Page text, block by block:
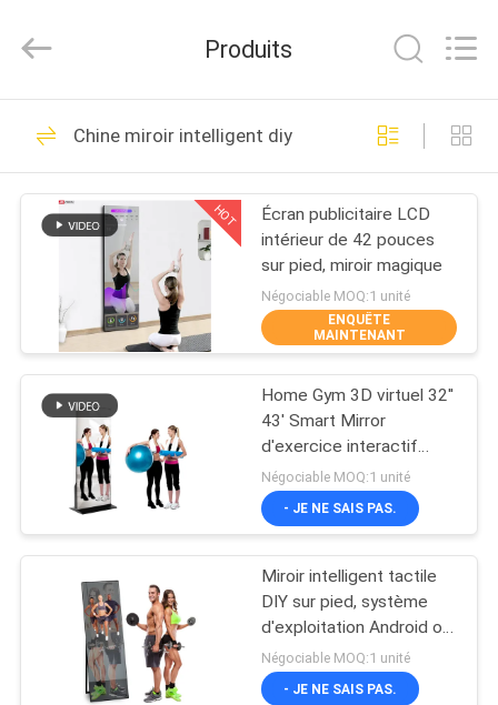
MAISON
PRODUITS
PROPOS
NOUS
VISITE
DE
L'USINE
CONTRÔLE
Interactive
Technology
All
Reserved.
Affichage extérieur
de Signage de
Digital
40
Affichage numérique
d'affichage intérieur
105
Affichage de mur
visuel d'affichage à
Produits
Chine miroir intelligent diy
HOT
Écran publicitaire LCD
intérieur de 42 pouces
sur pied, miroir magique
Négociable MOQ:1 unité
ENQUÊTE
MAINTENANT
Home Gym 3D virtuel 32''
43' Smart Mirror
d'exercice interactif
avec écran tactile
Négociable MOQ:1 unité
- JE NE SAIS PAS.
Miroir intelligent tactile
DIY sur pied, système
d'exploitation Android ou
Win
Négociable MOQ:1 unité
- JE NE SAIS PAS.